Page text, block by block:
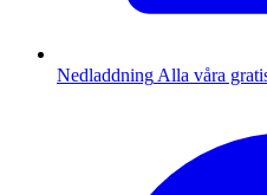
Nedladdning Alla våra